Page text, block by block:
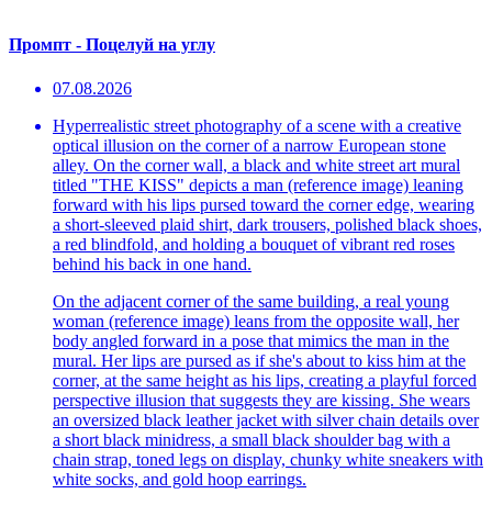
Промпт - Поцелуй на углу
07.08.2026
Hyperrealistic street photography of a scene with a creative
optical illusion on the corner of a narrow European stone
alley. On the corner wall, a black and white street art mural
titled "THE KISS" depicts a man (reference image) leaning
forward with his lips pursed toward the corner edge, wearing
a short-sleeved plaid shirt, dark trousers, polished black shoes,
a red blindfold, and holding a bouquet of vibrant red roses
behind his back in one hand.
On the adjacent corner of the same building, a real young
woman (reference image) leans from the opposite wall, her
body angled forward in a pose that mimics the man in the
mural. Her lips are pursed as if she's about to kiss him at the
corner, at the same height as his lips, creating a playful forced
perspective illusion that suggests they are kissing. She wears
an oversized black leather jacket with silver chain details over
a short black minidress, a small black shoulder bag with a
chain strap, toned legs on display, chunky white sneakers with
white socks, and gold hoop earrings.